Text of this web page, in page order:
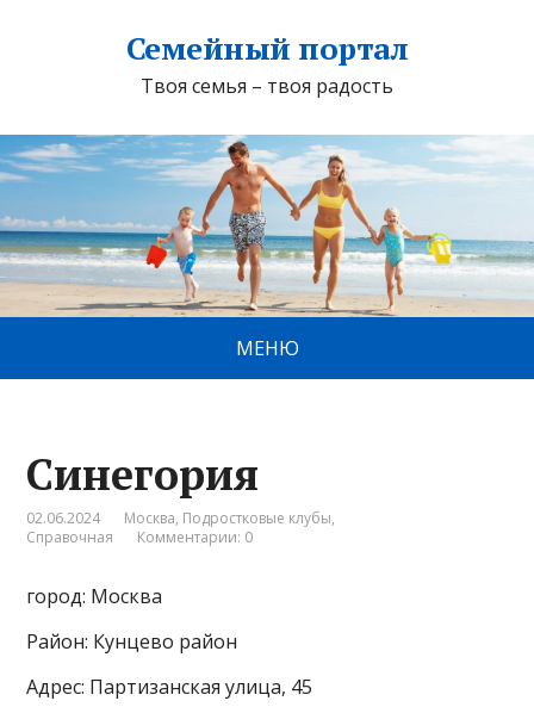
Семейный портал
Твоя семья – твоя радость
МЕНЮ
Синегория
02.06.2024 Москва, Подростковые клубы,
Справочная
Комментарии: 0
город: Москва
Район: Кунцево район
Адрес: Партизанская улица, 45